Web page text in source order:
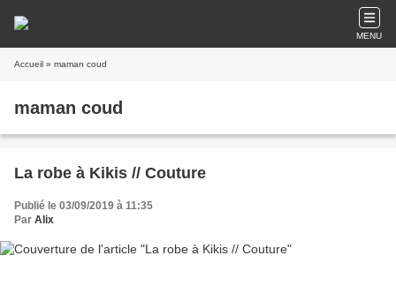
MENU
Accueil » maman coud
maman coud
La robe à Kikis // Couture
Publié le 03/09/2019 à 11:35
Par Alix